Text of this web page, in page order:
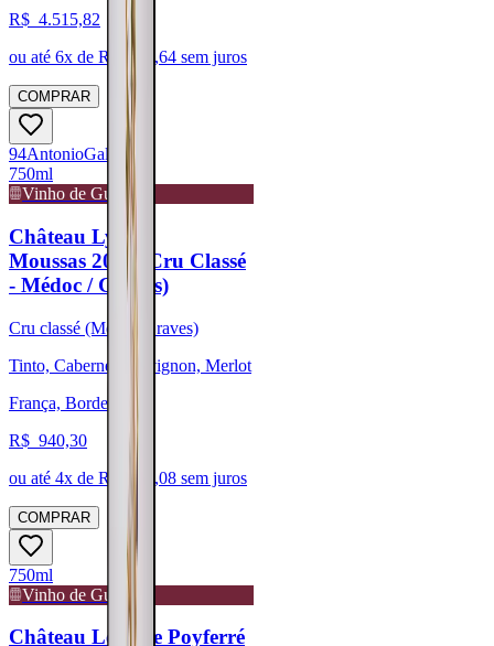
R$ 4.515,82
ou até 6x de R$ 752,64 sem juros
COMPRAR
94AntonioGalloni
750ml
Vinho de Guarda
Château Lynch-
Moussas 2021 (Cru Classé
- Médoc / Graves)
Cru classé (Médoc/Graves)
Tinto, Cabernet Sauvignon, Merlot
França, Bordeaux
R$ 940,30
ou até 4x de R$ 235,08 sem juros
COMPRAR
750ml
Vinho de Guarda
Château Léoville Poyferré